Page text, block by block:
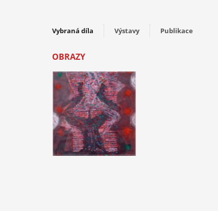
Vybraná díla Výstavy Publikace
OBRAZY